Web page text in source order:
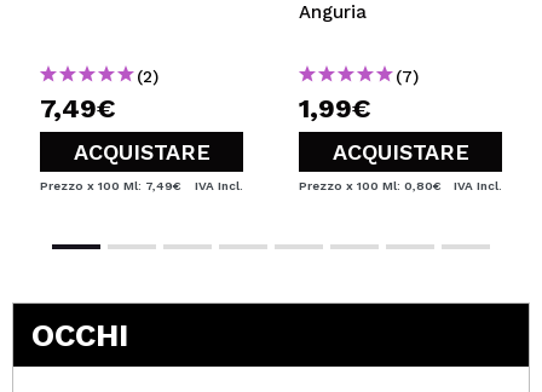
(2)
7,49€
ACQUISTARE
Prezzo x 100 Ml: 7,49€ IVA Incl.
Anguria
(7)
1,99€
ACQUISTARE
Prezzo x 100 Ml: 0,80€ IVA Incl.
OCCHI